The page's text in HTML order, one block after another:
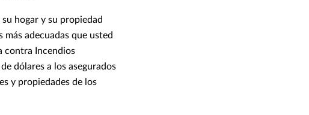
hogar y su propiedad
adecuadas que usted
contra Incendios
dólares a los asegurados
y propiedades de los